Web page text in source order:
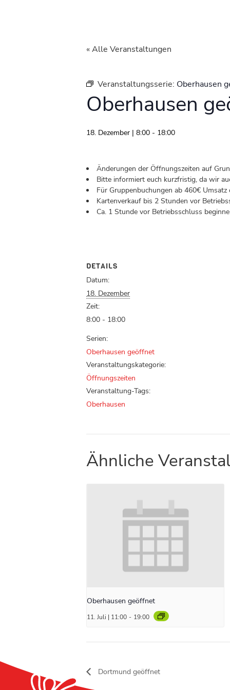
« Alle Veranstaltungen
Veranstaltungsserie: Oberhausen
Oberhausen
18. Dezember | 8:00 - 18:00
Änderungen der Öffnungszeiten auf
Bitte informiert euch kurzfristig, da wir
Für Gruppenbuchungen ab 460€
Kartenverkauf bis 2 Stunden vor
Ca. 1 Stunde vor Betriebsschluss
DETAILS
Datum:
18. Dezember
Zeit:
8:00 - 18:00
Serien:
Oberhausen geöffnet
Veranstaltungskategorie:
Öffnungszeiten
Veranstaltung-Tags:
Oberhausen
Ähnliche
Oberhausen geöffnet
11. Juli | 11:00 - 19:00
Dortmund geöffnet